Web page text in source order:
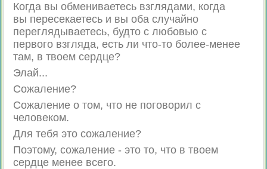
Когда вы обмениваетесь взглядами, когда
вы пересекаетесь и вы оба случайно
переглядываетесь, будто с любовью с
первого взгляда, есть ли что-то более-менее
там, в твоем сердце?
Элай...
Сожаление?
Сожаление о том, что не поговорил с
человеком.
Для тебя это сожаление?
Поэтому, сожаление - это то, что в твоем
сердце менее всего.